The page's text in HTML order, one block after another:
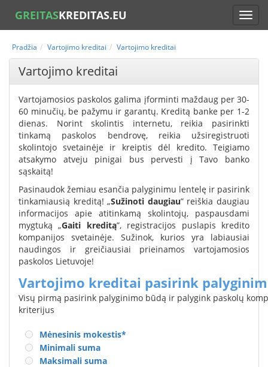
GREITASKREDITAS.EU
Pradžia Vartojimo kreditai Vartojimo kreditai
Vartojimo kreditai
Vartojamosios paskolos galima įforminti maždaug per 30-
60 minučių, be pažymu ir garantų. Kreditą banke per 1-2
dienas. Norint skolintis internetu, reikia pasirinkti
tinkamą paskolos bendrovę, reikia užsiregistruoti
skolintojo svetainėje ir kreiptis dėl kredito. Teigiamo
atsakymo atveju pinigai bus pervesti į Tavo banko
sąskaitą!
Pasinaudok žemiau esančia palyginimu lentelę ir pasirink
tinkamiausią kreditą! „Sužinoti daugiau” reiškia daugiau
informacijos apie atitinkamą skolintojų, paspausdami
mygtuką „Gaiti kreditą”, registracijos puslapis kredito
kompanijos svetainėje. Sužinok, kurios yra labiausiai
naudingos ir greičiausiai prieinamos vartojamosios
paskolos Lietuvoje!
Vartojimo kreditai pasirink
Visų pirmą pasirink palyginimo būdą ir palygink paskolų
kriterijus
Mėnesinis mokestis*
Minimali suma
Maksimali suma